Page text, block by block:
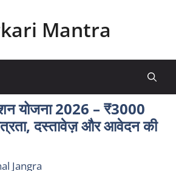
Mantra
पेंशन योजना 2026 – ₹3000
दस्तावेज़ और आवेदन की
Jangra
×
योजना, सब्सिडी, फॉर्म और लाभकी
सबसे पहले WhatsApp पर पाएं।
हजारों लोग पहले से जुड़े हैं
Group Join करें